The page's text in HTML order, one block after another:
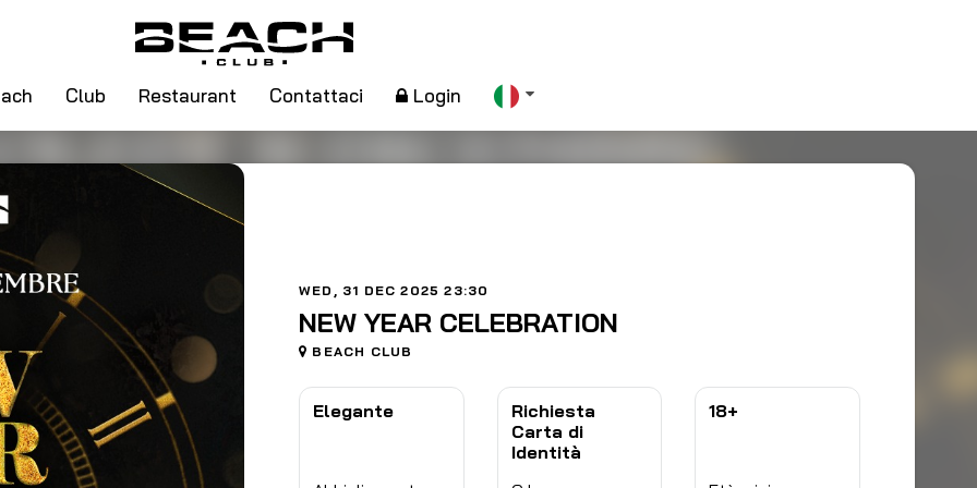
Club Restaurant Contattaci Login
WED, 31 DEC 2025 23:30
NEW YEAR CELEBRATION
BEACH CLUB
Elegante
Richiesta
Carta di
Identità
18+